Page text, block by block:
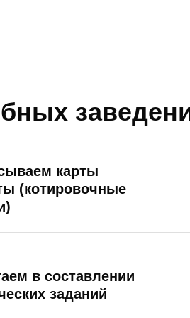
карты
(котировочные
в составлении
заданий